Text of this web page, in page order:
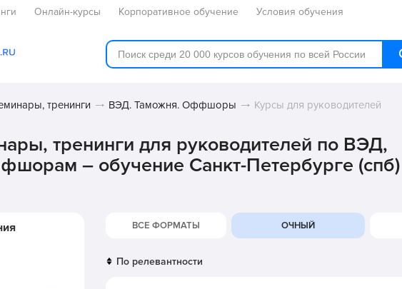
Онлайн-курсы Корпоративное обучение Условия обучения
тренинги ВЭД. Таможня. Оффшоры Курсы для руководителей
тренинги для руководителей по ВЭД,
– обучение Санкт-Петербурге (спб)
ВСЕ ФОРМАТЫ ОЧНЫЙ